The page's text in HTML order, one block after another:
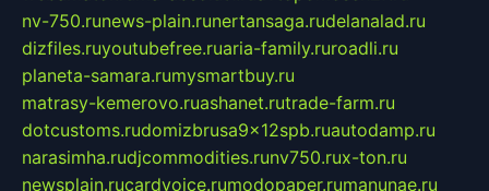
nv-750.runews-plain.runertansaga.rudelanalad.ru
dizfiles.ruyoutubefree.ruaria-family.ruroadli.ru
planeta-samara.rumysmartbuy.ru
matrasy-kemerovo.ruashanet.rutrade-farm.ru
dotcustoms.rudomizbrusa9x12spb.ruautodamp.ru
narasimha.rudjcommodities.runv750.rux-ton.ru
newsplain.rucardvoice.rumodopaper.rumanunae.ru